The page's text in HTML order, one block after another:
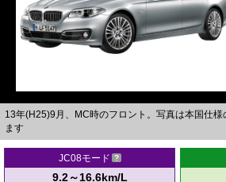
13年(H25)9月、MC時のフロント。写真は本国仕様
ます
JC08モード
9.2～16.6km/L